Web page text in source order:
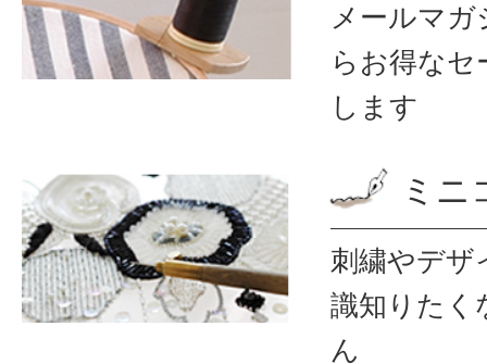
メールマ
ら お得なセ
します
ミニ
刺繍やデザ
識知りたく
ん